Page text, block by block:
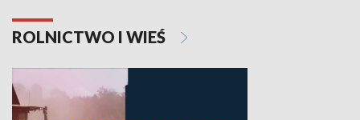
ROLNICTWO I WIEŚ